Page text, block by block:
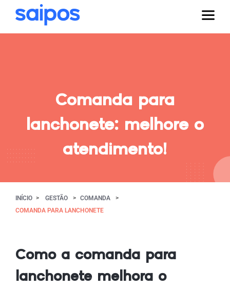
Comanda para
lanchonete: melhore o
atendimento!
INÍCIO GESTÃO
COMANDA
COMANDA PARA LANCHONETE
Como a comanda para
lanchonete melhora o